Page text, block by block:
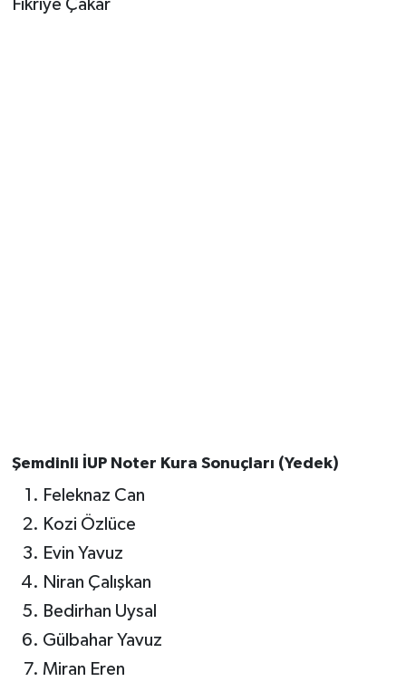
Fikriye Çakar
Şemdinli İUP Noter Kura Sonuçları (Yedek)
Feleknaz Can
Kozi Özlüce
Evin Yavuz
Niran Çalışkan
Bedirhan Uysal
Gülbahar Yavuz
Miran Eren